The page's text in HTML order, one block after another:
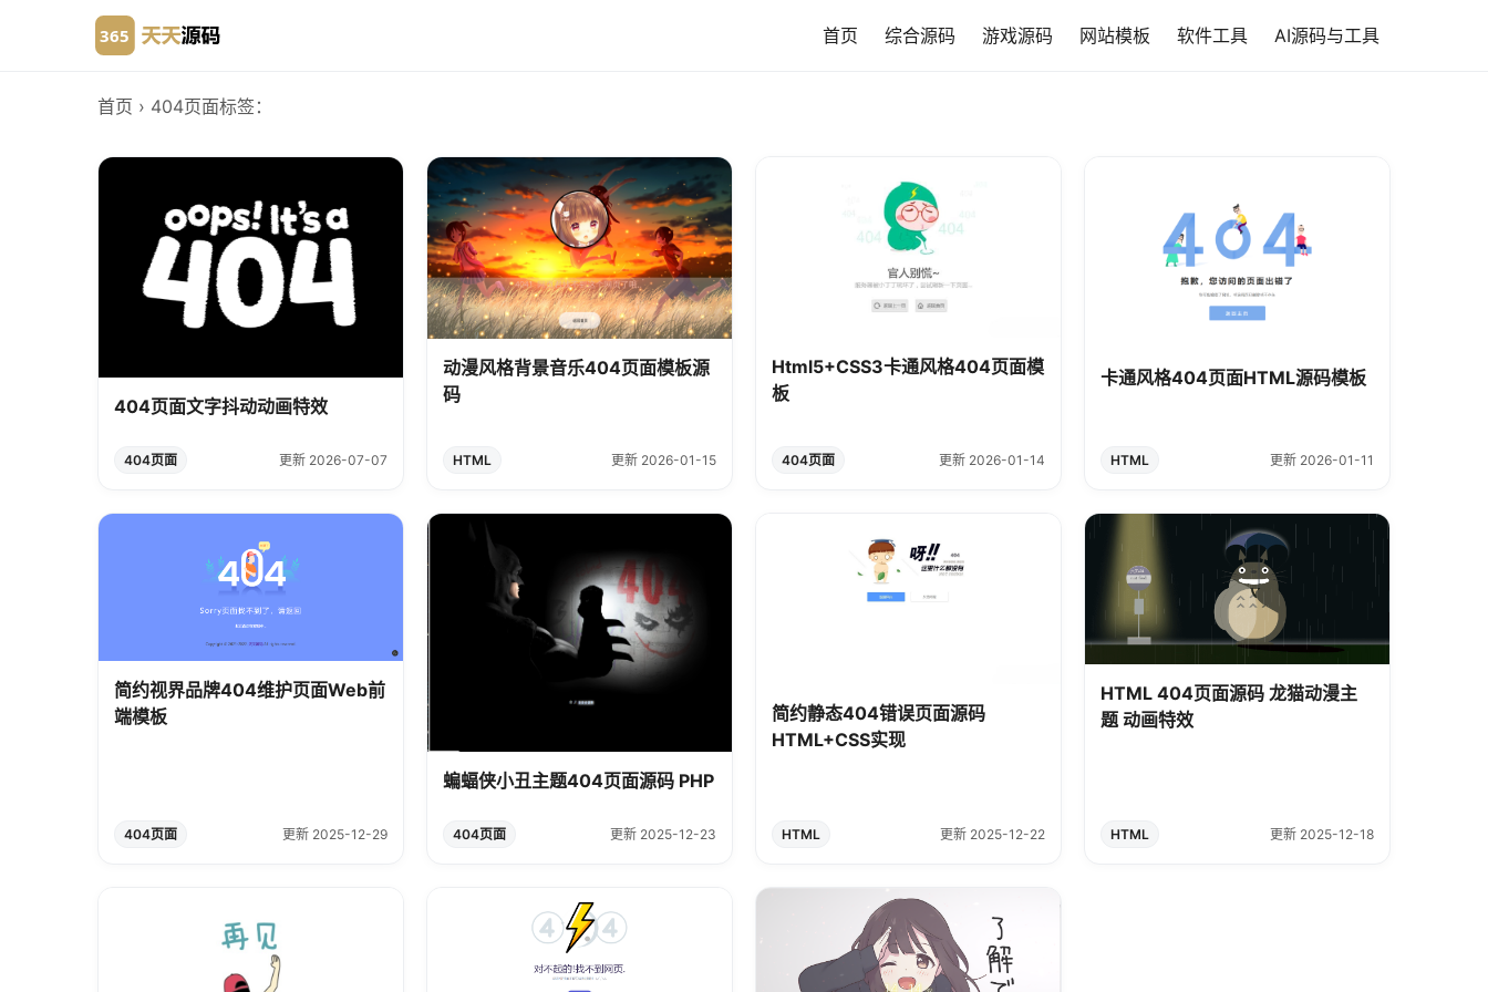
首页 综合源码 游戏源码 网站模板 软件工具 AI源码与工具
首页 › 404页面标签：
404页面文字抖动动画特效
404页面 更新 2026-07-07
动漫风格背景音乐404页面模板源
码
HTML 更新 2026-01-15
Html5+CSS3卡通风格404页面模
板
404页面 更新 2026-01-14
卡通风格404页面HTML源码模板
HTML 更新 2026-01-11
简约视界品牌404维护页面Web前
端模板
404页面 更新 2025-12-29
蝙蝠侠小丑主题404页面源码 PHP
404页面 更新 2025-12-23
简约静态404错误页面源码
HTML+CSS实现
HTML 更新 2025-12-22
HTML 404页面源码 龙猫动漫主
题 动画特效
HTML 更新 2025-12-18